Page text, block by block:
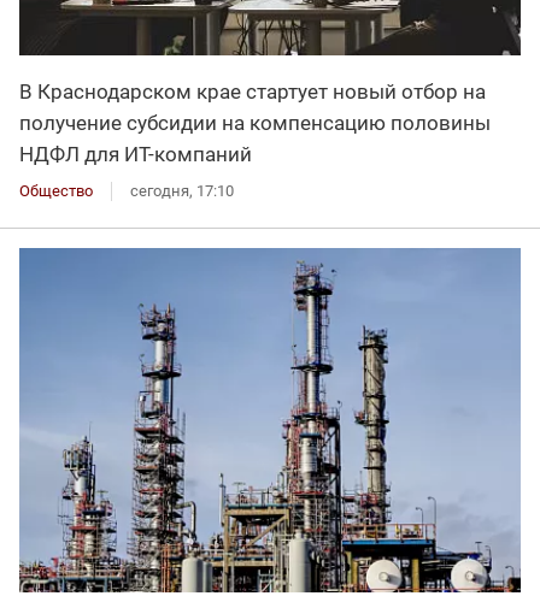
В Краснодарском крае стартует новый отбор на
получение субсидии на компенсацию половины
НДФЛ для ИT-компаний
Общество сегодня, 17:10